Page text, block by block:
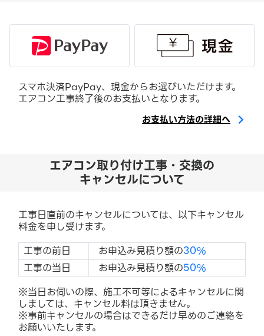
スマホ決済PayPay、現金からお選びいただけます。
エアコン工事終了後のお支払いとなります。
お支払い方法の詳細へ
エアコン取り付け工事・交換の
キャンセルについて
工事日直前のキャンセルについては、以下キャンセル
料金を申し受けます。
工事の前日
お申込み見積り額の30%
工事の当日
お申込み見積り額の50%
※当日お伺いの際、施工不可等によるキャンセルに関
しましては、キャンセル料は頂きません。
※事前キャンセルの場合はできるだけ早めのご連絡を
お願いいたします。